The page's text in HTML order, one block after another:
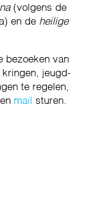
(volgens de
en de heilige
bezoeken van
jeugd-
te regelen,
mail sturen.